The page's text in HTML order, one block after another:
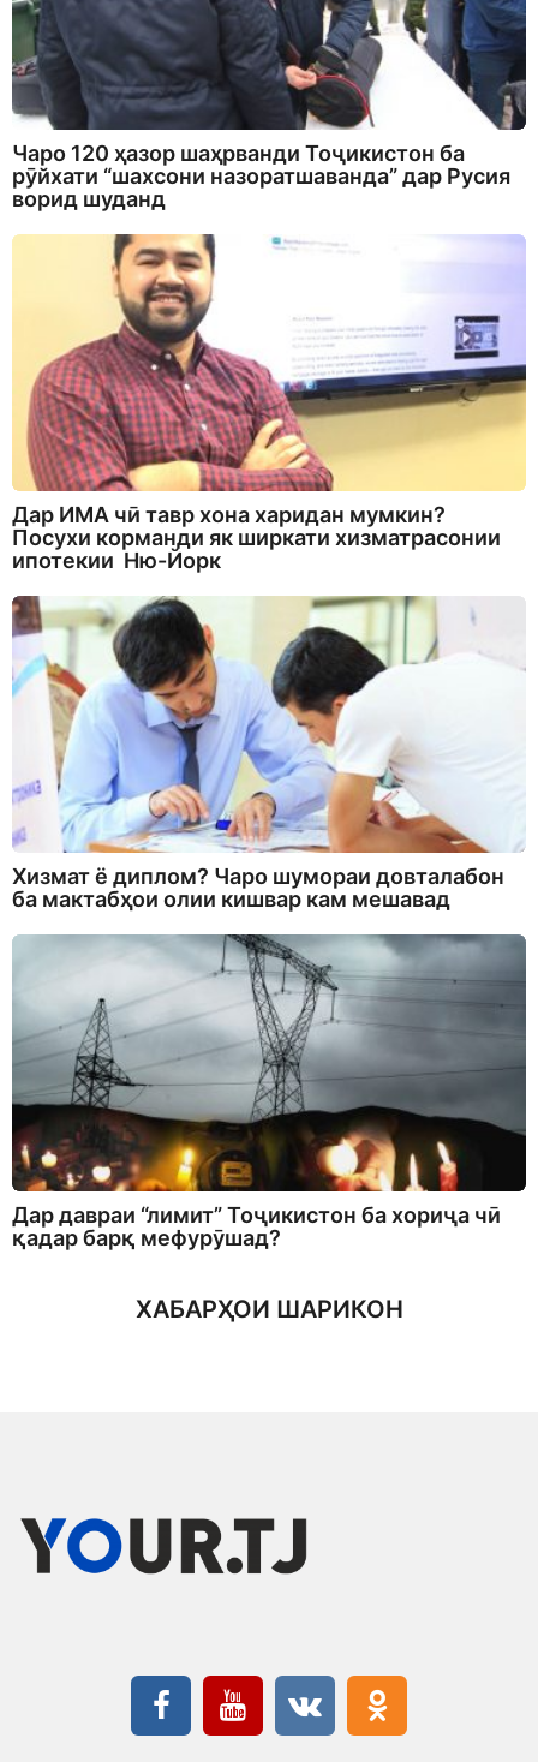
Чаро 120 ҳазор шаҳрванди Тоҷикистон ба
рӯйхати “шахсони назоратшаванда” дар Русия
ворид шуданд
Дар ИМА чӣ тавр хона харидан мумкин?
Посухи корманди як ширкати хизматрасонии
ипотекии Ню-Йорк
Хизмат ё диплом? Чаро шумораи довталабон
ба мактабҳои олии кишвар кам мешавад
Дар давраи “лимит” Тоҷикистон ба хориҷа чӣ
қадар барқ мефурӯшад?
ХАБАРҲОИ ШАРИКОН